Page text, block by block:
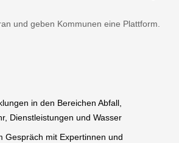
und geben Kommunen eine Plattform.
in den Bereichen Abfall,
Dienstleistungen und Wasser
Gespräch mit Expertinnen und